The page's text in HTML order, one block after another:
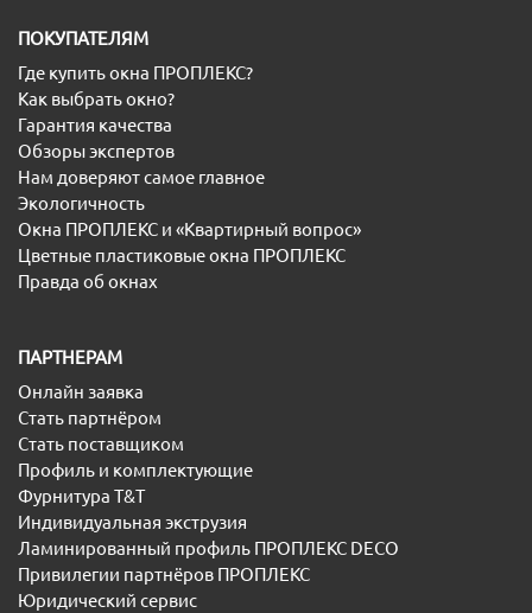
ПОКУПАТЕЛЯМ
Где купить окна ПРОПЛЕКС?
Как выбрать окно?
Гарантия качества
Обзоры экспертов
Нам доверяют самое главное
Экологичность
Окна ПРОПЛЕКС и «Квартирный вопрос»
Цветные пластиковые окна ПРОПЛЕКС
Правда об окнах
ПАРТНЕРАМ
Онлайн заявка
Стать партнёром
Стать поставщиком
Профиль и комплектующие
Фурнитура T&T
Индивидуальная экструзия
Ламинированный профиль ПРОПЛЕКС DECO
Привилегии партнёров ПРОПЛЕКС
Юридический сервис